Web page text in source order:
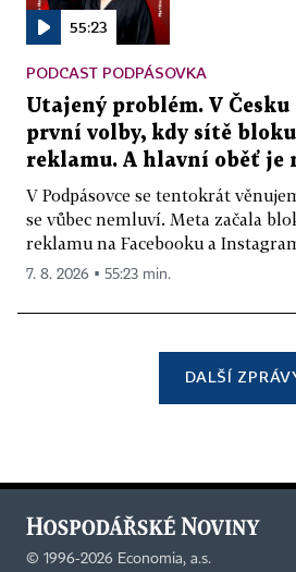
55:23
PODCAST PODPÁSOVKA
Utajený problém. V
první volby, kdy sítě
reklamu. A hlavní oběť je
V Podpásovce se tentokrát
se vůbec nemluví. Meta začala
reklamu na Facebooku a
7. 8. 2026 ▪ 55:23 min.
DALŠÍ
© 1996-2026 Economia, a.s.